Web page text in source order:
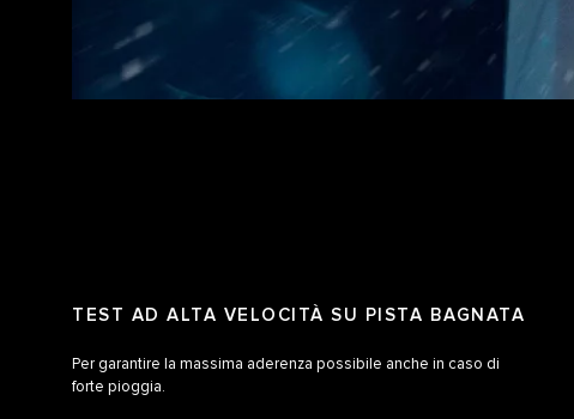
TEST AD ALTA VELOCITÀ SU PISTA BAGNATA
Per garantire la massima aderenza possibile anche in caso di
forte pioggia.